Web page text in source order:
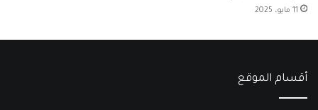
11 مايو، 2025
أقسام الموقع